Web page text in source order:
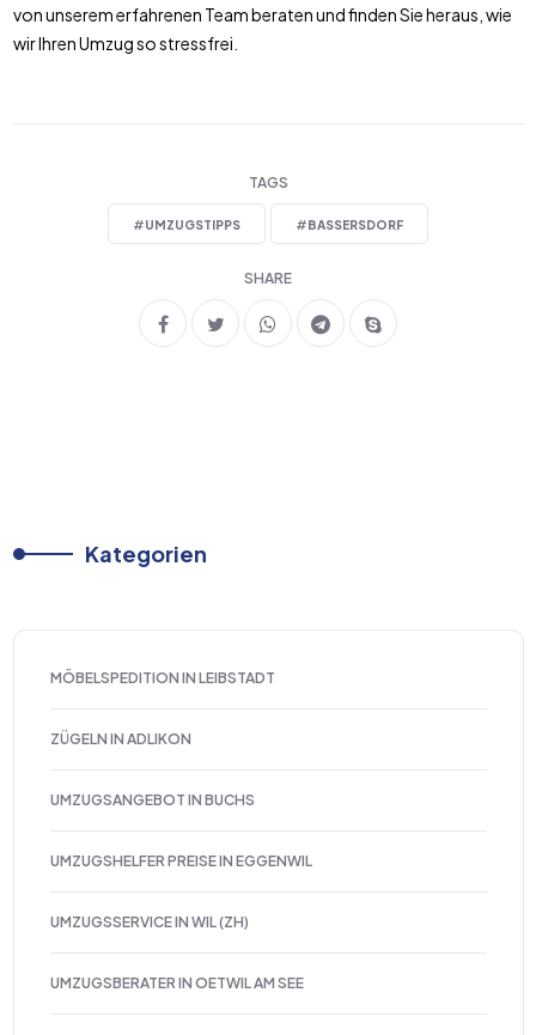
von unserem erfahrenen Team beraten und finden Sie heraus, wie
wir Ihren Umzug so stressfrei.
TAGS
#UMZUGSTIPPS #BASSERSDORF
SHARE
Kategorien
MÖBELSPEDITION IN LEIBSTADT
ZÜGELN IN ADLIKON
UMZUGSANGEBOT IN BUCHS
UMZUGSHELFER PREISE IN EGGENWIL
UMZUGSSERVICE IN WIL (ZH)
UMZUGSBERATER IN OETWIL AM SEE